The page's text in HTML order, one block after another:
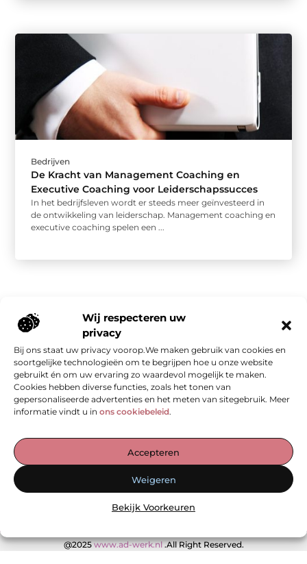
Wij respecteren uw
privacy
Bij ons staat uw privacy voorop.We maken gebruik van cookies en
soortgelijke technologieën om te begrijpen hoe u onze website
gebruikt én om uw ervaring zo waardevol mogelijk te maken.
Cookies hebben diverse functies, zoals het tonen van
gepersonaliseerde advertenties en het meten van sitegebruik. Meer
informatie vindt u in ons cookiebeleid.
Accepteren
Weigeren
Bekijk Voorkeuren
Bedrijven
De Kracht van Management Coaching en
Executive Coaching voor Leiderschapssucces
In het bedrijfsleven wordt er steeds meer geïnvesteerd in
de ontwikkeling van leiderschap. Management coaching en
executive coaching spelen een ...
De Verzamelplaats voor Blogs en Inzichten
— Ontdek inspirerende verhalen, praktische tips en waardevolle
artikelen, allemaal op één plek. Begin jouw leesreis vandaag op
@2025www.ad-werk.nl.All Right Reserved.
Onze informatie